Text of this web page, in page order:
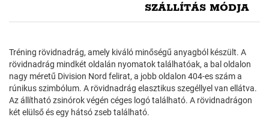
SZÁLLÍTÁS MÓDJA
Tréning rövidnadrág, amely kiváló minőségű anyagból készült. A
rövidnadrág mindkét oldalán nyomatok találhatóak, a bal oldalon
nagy méretű Division Nord felirat, a jobb oldalon 404-es szám a
rúnikus szimbólum. A rövidnadrág elasztikus szegéllyel van ellátva.
Az állítható zsinórok végén céges logó található. A rövidnadrágon
két elülső és egy hátsó zseb található.